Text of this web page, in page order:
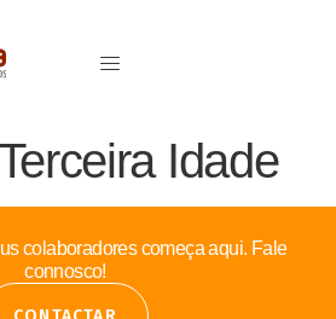
Idade
colaboradores começa aqui. Fale
connosco!